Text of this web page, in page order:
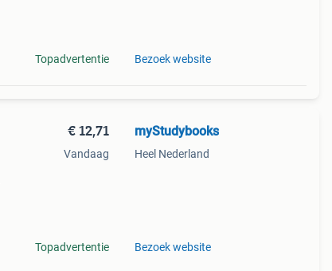
Topadvertentie Bezoek website
€ 12,71
Vandaag
Topadvertentie
myStudybooks
Heel Nederland
Bezoek website